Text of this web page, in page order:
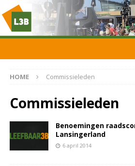
HOME Commissieleden
Commissieleden
Benoemingen
Lansingerland
6 april 2014